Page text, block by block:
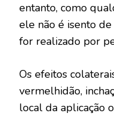
entanto, como
ele não é isento
for realizado por
Os efeitos
vermelhidão,
local da aplicação